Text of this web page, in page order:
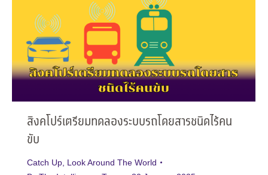
สิงคโปร์เตรียมทดลองระบบรถโดยสารชนิดไร้คน
ขับ
Catch Up Look Around The World